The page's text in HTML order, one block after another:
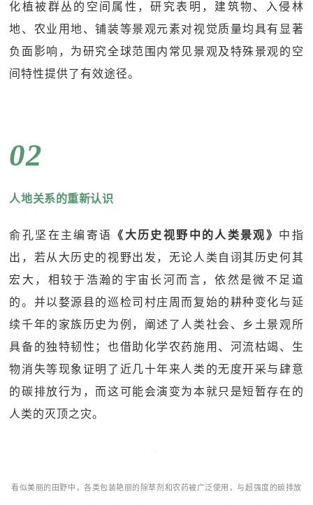
化植被群丛的空间属性，研究表明，建筑物、入侵林
地、农业用地、铺装等景观元素对视觉质量均具有显著
负面影响，为研究全球范围内常见景观及特殊景观的空
间特性提供了有效途径。
02
人地关系的重新认识
俞孔坚在主编寄语 《大历史视野中的人类景观》 中指
出，若从大历史的视野出发，无论人类自诩其历史何其
宏大，相较于浩瀚的宇宙长河而言，依然是微不足道
的。并以婺源县的巡检司村庄周而复始的耕种变化与延
续千年的家族历史为例，阐述了人类社会、乡土景观所
具备的独特韧性；也借助化学农药施用、河流枯竭、生
物消失等现象证明了近几十年来人类的无度开采与肆意
的碳排放行为，而这可能会演变为本就只是短暂存在的
人类的灭顶之灾。
看似美丽的田野中，各类包装艳丽的除草剂和农药被广泛使用，与超强度的碳排放